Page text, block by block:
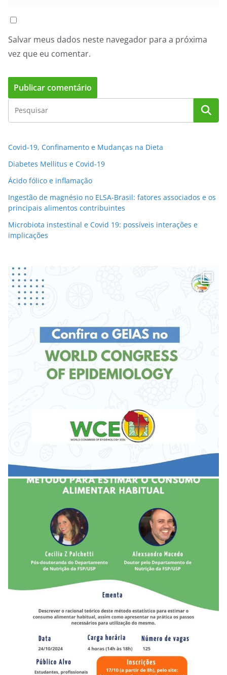
Salvar meus dados neste navegador para a próxima
vez que eu comentar.
Covid-19, Confinamento e Mudanças na Dieta
Diabetes Mellitus e Covid-19
Ácido fólico e inflamação
Ingestão de magnésio no ELSA-Brasil: fatores associados e os
principais alimentos contribuintes
Microbiota instestinal e Covid 19: possíveis interações e
implicações